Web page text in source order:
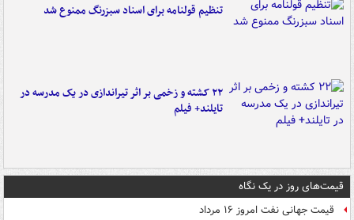
تنظیم قولنامه برای اسناد سبزرنگ ممنوع شد
۲۲ کشته و زخمی بر اثر تیراندازی در یک مدرسه در
تایلند+ فیلم
قیمت‌های روز در یک نگاه
قیمت جهانی نفت امروز ۱۶ مرداد